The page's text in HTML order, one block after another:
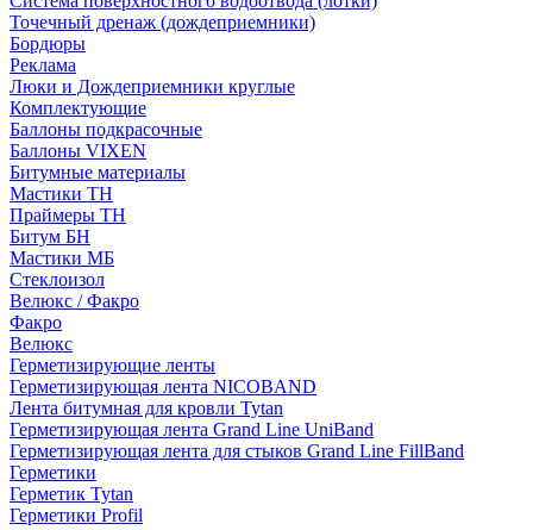
Точечный дренаж (дождеприемники)
Бордюры
Рекламa
Люки и Дождеприемники круглые
Комплектующие
Баллоны подкрасочные
Баллоны VIXEN
Битумные материалы
Мастики ТН
Праймеры ТН
Битум БН
Мастики МБ
Стеклоизол
Велюкс / Факро
Факро
Велюкс
Герметизирующие ленты
Герметизирующая лента NICOBAND
Лента битумная для кровли Tytan
Герметизирующая лента Grand Line UniBand
Герметизирующая лента для стыков Grand Line FillBand
Герметики
Герметик Tytan
Герметики Profil